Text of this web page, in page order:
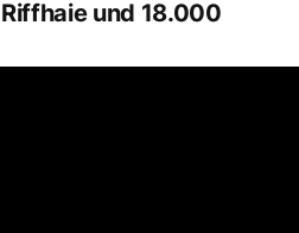
und 18.000